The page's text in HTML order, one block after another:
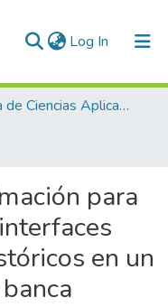
Log In (current)
Escuela de Ciencias Aplicadas e Ingeniería
para
en un